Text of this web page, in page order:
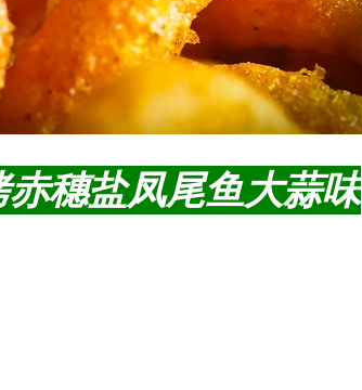
赤穗盐凤尾鱼大蒜味